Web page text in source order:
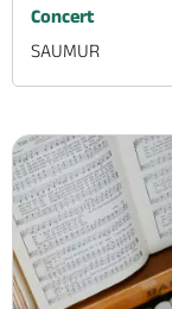
Concert
SAUMUR